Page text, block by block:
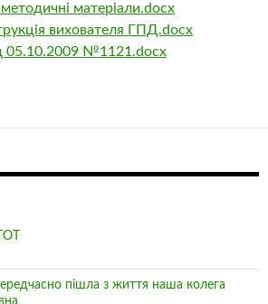
методичні матеріали.docx
вихователя ГПД.docx
05.10.2009 №1121.docx
пішла з життя наша колега